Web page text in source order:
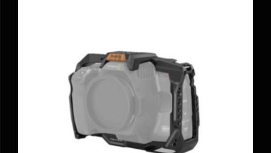
AJOUTER AU PANIER / DÉTAILS